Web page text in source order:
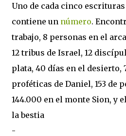
Uno de cada cinco
contiene un número.
trabajo, 8 personas en el
12 tribus de Israel, 12
plata, 40 días en el desierto,
proféticas de Daniel, 153 de
144.000 en el monte Sion, y
la bestia
-